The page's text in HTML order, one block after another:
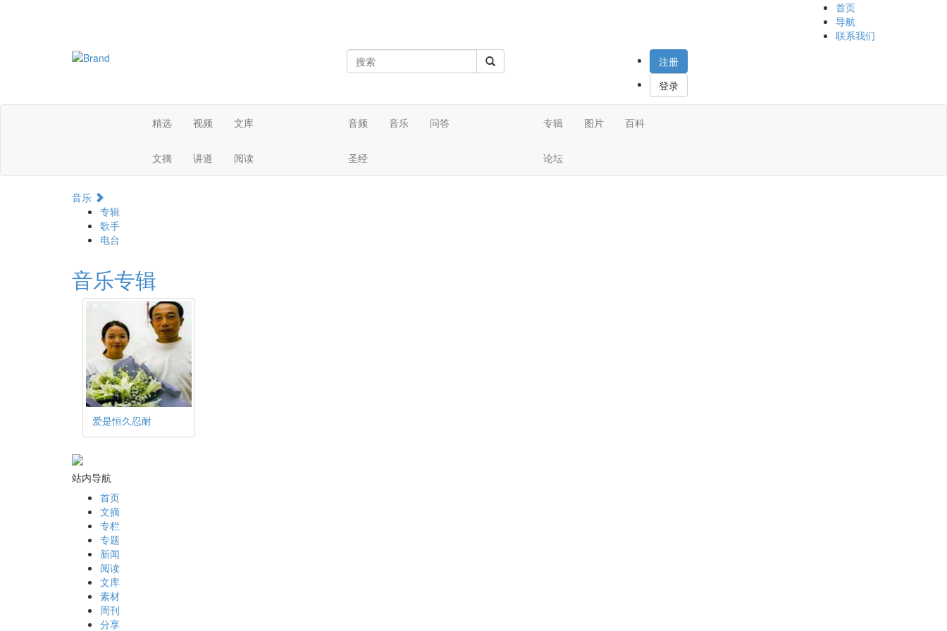
首页
导航
联系我们
注册
登录
精选 视频 文库
文摘 讲道 阅读
音频 音乐 问答
圣经
专辑 图片 百科
论坛
音乐
专辑
歌手
电台
音乐专辑
爱是恒久忍耐
站内导航
首页
文摘
专栏
专题
新闻
阅读
文库
素材
周刊
分享